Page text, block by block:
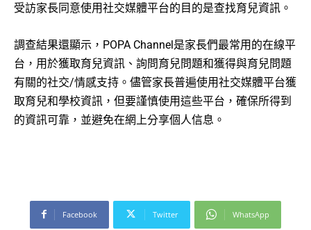
受訪家長同意使用社交媒體平台的目的是查找育兒資訊。
調查結果還顯示，POPA Channel是家長們最常用的在線平
台，用於獲取育兒資訊、詢問育兒問題和獲得與育兒問題
有關的社交/情感支持。儘管家長普遍使用社交媒體平台獲
取育兒和學校資訊，但要謹慎使用這些平台，確保所得到
的資訊可靠，並避免在網上分享個人信息。
Facebook Twitter WhatsApp